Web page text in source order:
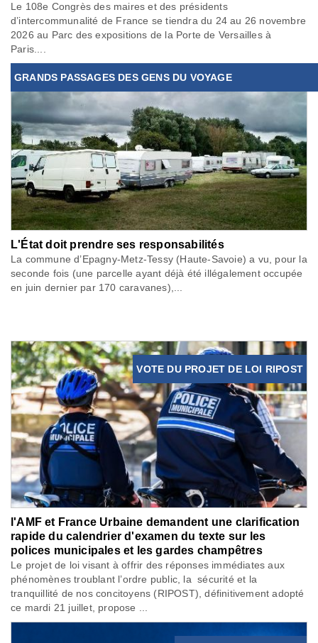
Le 108e Congrès des maires et des présidents
d’intercommunalité de France se tiendra du 24 au 26 novembre
2026 au Parc des expositions de la Porte de Versailles à
Paris....
GRANDS PASSAGES DES GENS DU VOYAGE
L'État doit prendre ses responsabilités
La commune d’Epagny-Metz-Tessy (Haute-Savoie) a vu, pour la
seconde fois (une parcelle ayant déjà été illégalement occupée
en juin dernier par 170 caravanes),...
VOTE DU PROJET DE LOI RIPOST
l'AMF et France Urbaine demandent une clarification
rapide du calendrier d'examen du texte sur les
polices municipales et les gardes champêtres
Le projet de loi visant à offrir des réponses immédiates aux
phénomènes troublant l’ordre public, la sécurité et la
tranquillité de nos concitoyens (RIPOST), définitivement adopté
ce mardi 21 juillet, propose ...